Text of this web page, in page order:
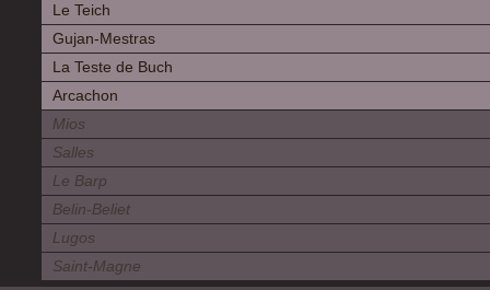
Le Teich
Gujan-Mestras
La Teste de Buch
Arcachon
Mios
Salles
Le Barp
Belin-Beliet
Lugos
Saint-Magne